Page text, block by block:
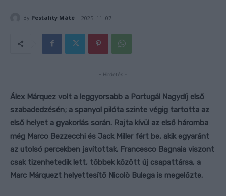
By Pestality Máté 2025. 11. 07.
- Hirdetés -
Álex Márquez volt a leggyorsabb a Portugál Nagydíj első
szabadedzésén; a spanyol pilóta szinte végig tartotta az
első helyet a gyakorlás során. Rajta kívül az első háromba
még Marco Bezzecchi és Jack Miller fért be, akik egyaránt
az utolsó percekben javítottak. Francesco Bagnaia viszont
csak tizenhetedik lett, többek között új csapattársa, a
Marc Márquezt helyettesítő Nicolò Bulega is megelőzte.